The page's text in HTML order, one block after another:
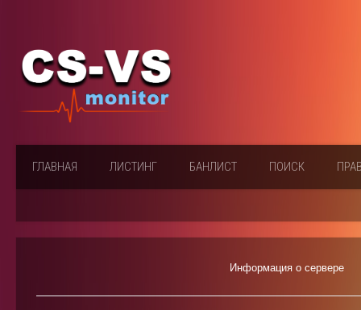
ГЛАВНАЯ ЛИСТИНГ БАНЛИСТ ПОИСК
Информация о сервере